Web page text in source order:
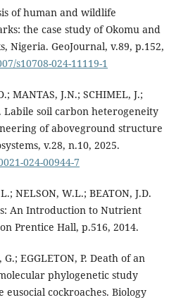
of human and wildlife
the case study of Okomu and
Nigeria. GeoJournal, v.89, p.152,
s10708-024-11119-1
MANTAS, J.N.; SCHIMEL, J.;
Labile soil carbon heterogeneity
of aboveground structure
v.28, n.10, 2025.
024-00944-7
NELSON, W.L.; BEATON, J.D.
An Introduction to Nutrient
Prentice Hall, p.516, 2014.
EGGLETON, P. Death of an
phylogenetic study
cockroaches. Biology